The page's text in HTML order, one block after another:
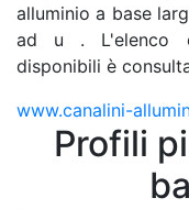
alluminio a base
ad u . L'elenco
disponibili è
www.canalini-
Profili